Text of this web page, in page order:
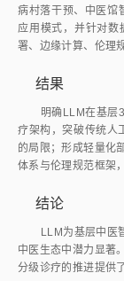
病村落干预、中医馆
应用模式，并针对数
署、边缘计算、伦理
结果
明确LLM在基层
疗架构，突破传统人
的局限；形成轻量化
体系与伦理规范框架
结论
LLM为基层中医
中医生态中潜力显著
分级诊疗的推进提供